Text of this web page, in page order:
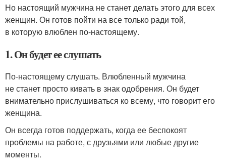
Но настоящий мужчина не станет делать этого для всех
женщин. Он готов пойти на все только ради той,
в которую влюблен по-настоящему.
1. Он будет ее слушать
По-настоящему слушать. Влюбленный мужчина
не станет просто кивать в знак одобрения. Он будет
внимательно прислушиваться ко всему, что говорит его
женщина.
Он всегда готов поддержать, когда ее беспокоят
проблемы на работе, с друзьями или любые другие
моменты.